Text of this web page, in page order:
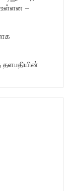
உள்ளன –
தளபதியின்